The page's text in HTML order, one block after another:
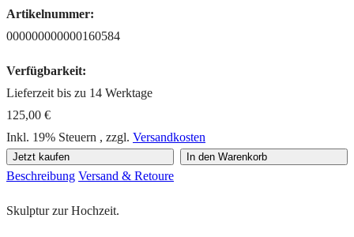
Artikelnummer:
000000000000160584
Verfügbarkeit:
Lieferzeit bis zu 14 Werktage
125,00 €
Inkl. 19% Steuern , zzgl. Versandkosten
Jetzt kaufen In den Warenkorb
Beschreibung Versand & Retoure
Skulptur zur Hochzeit.